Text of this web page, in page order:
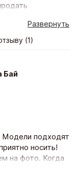
на аукцион, а
больше и
Как сказал
то вы ни за что
Развернуть
(1)
Бай
Модели подходят
носить!
на фото. Когда